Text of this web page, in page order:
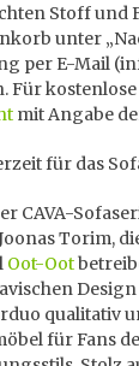
Stoff und
unter
per E-Mail
Für
mit Angabe
für das
CAVA-
Torim,
Oot-Oot
qualitativ
für Fans